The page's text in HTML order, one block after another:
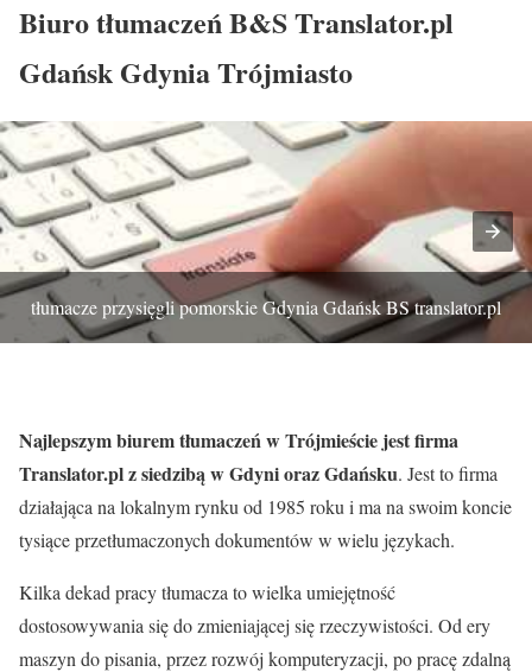
Biuro tłumaczeń B&S Translator.pl
Gdańsk Gdynia Trójmiasto
tłumacze przysięgli pomorskie Gdynia Gdańsk BS translator.pl
Najlepszym biurem tłumaczeń w Trójmieście jest firma
Translator.pl z siedzibą w Gdyni oraz Gdańsku. Jest to firma
działająca na lokalnym rynku od 1985 roku i ma na swoim koncie
tysiące przetłumaczonych dokumentów w wielu językach.
Kilka dekad pracy tłumacza to wielka umiejętność
dostosowywania się do zmieniającej się rzeczywistości. Od ery
maszyn do pisania, przez rozwój komputeryzacji, po pracę zdalną